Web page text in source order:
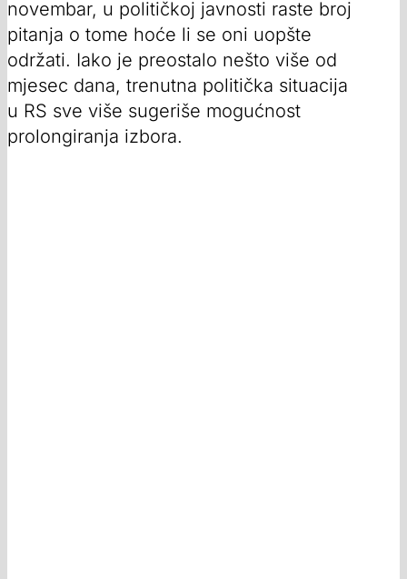
novembar, u političkoj javnosti raste broj
pitanja o tome hoće li se oni uopšte
održati. Iako je preostalo nešto više od
mjesec dana, trenutna politička situacija
u RS sve više sugeriše mogućnost
prolongiranja izbora.